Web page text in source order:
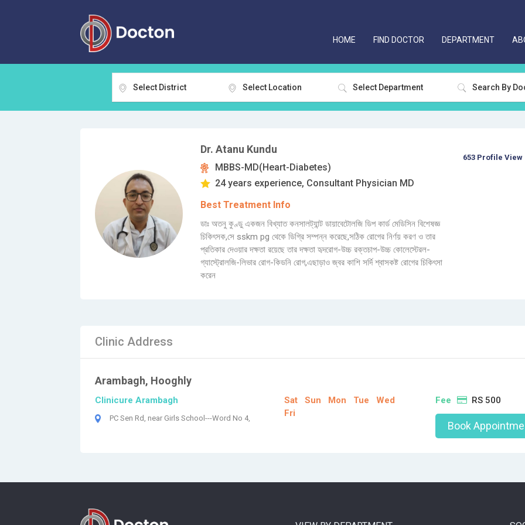
HOME FIND DOCTOR DEPARTMENT
Select District Select Location Select Department
Dr. Atanu Kundu
MBBS-MD(Heart-Diabetes)
24 years experience, Consultant Physician MD
Best Treatment Info
ডাঃ অতনু কুণ্ডু একজন বিখ্যাত কনসালট্যান্ট ডায়াবেটোলজি ডিপ কার্ড মেডিসিন বিশেষজ্ঞ
চিকিৎসক,সে sskm pg থেকে ডিগ্রি সম্পন্ন করেছে,সঠিক রোগের নির্ণয় করণ ও তার
প্রতিকার দেওয়ার দক্ষতা রয়েছে তার দক্ষতা হৃদরোগ-উচ্চ রক্তচাপ-উচ্চ কোলেস্টেরল-
গ্যাস্ট্রোলজি-লিভার রোগ-কিডনি রোগ,এছাড়াও জ্বর কাশি সর্দি শ্বাসকষ্ট রোগের চিকিৎসা
করেন
653 Profile View
Clinic Address
Arambagh, Hooghly
Clinicure Arambagh
PC Sen Rd, near Girls School---Word No 4,
Sat Sun Mon Tue
Wed
Fri
Fee RS 500
Book